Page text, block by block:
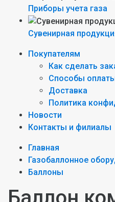
Приборы учета газа
Сувенирная
Покупателям
Как сделать
Способы
Доставка
Политика
Новости
Контакты и филиалы
Главная
Газобаллонное
Баллоны